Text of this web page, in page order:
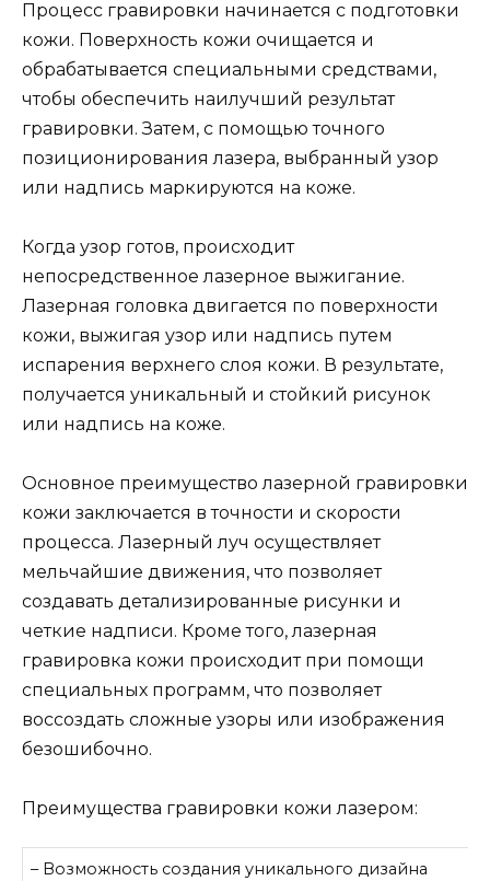
Процесс гравировки начинается с подготовки
кожи. Поверхность кожи очищается и
обрабатывается специальными средствами,
чтобы обеспечить наилучший результат
гравировки. Затем, с помощью точного
позиционирования лазера, выбранный узор
или надпись маркируются на коже.
Когда узор готов, происходит
непосредственное лазерное выжигание.
Лазерная головка двигается по поверхности
кожи, выжигая узор или надпись путем
испарения верхнего слоя кожи. В результате,
получается уникальный и стойкий рисунок
или надпись на коже.
Основное преимущество лазерной гравировки
кожи заключается в точности и скорости
процесса. Лазерный луч осуществляет
мельчайшие движения, что позволяет
создавать детализированные рисунки и
четкие надписи. Кроме того, лазерная
гравировка кожи происходит при помощи
специальных программ, что позволяет
воссоздать сложные узоры или изображения
безошибочно.
Преимущества гравировки кожи лазером:
– Возможность создания уникального дизайна